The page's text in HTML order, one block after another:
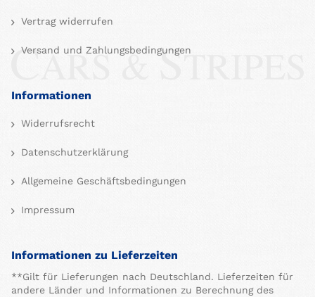
Vertrag widerrufen
Versand und Zahlungsbedingungen
Informationen
Widerrufsrecht
Datenschutzerklärung
Allgemeine Geschäftsbedingungen
Impressum
Informationen zu Lieferzeiten
**Gilt für Lieferungen nach Deutschland. Lieferzeiten für
andere Länder und Informationen zu Berechnung des